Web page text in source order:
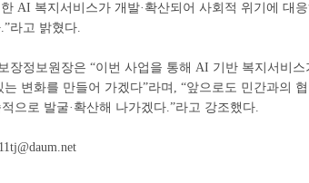
AI 복지서비스가 개발·확산되어 사회적 위기에 대
라고 밝혔다.
장정보원장은 “이번 사업을 통해 AI 기반 복지서비
는 변화를 만들어 가겠다”라며, “앞으로도 민간과의
으로 발굴·확산해 나가겠다.”라고 강조했다.